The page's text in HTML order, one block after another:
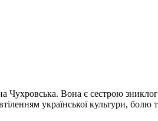
Вона є сестрою
української культури, болю